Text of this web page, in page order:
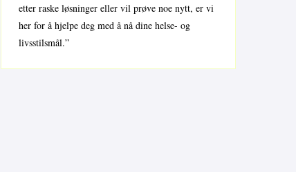
etter raske løsninger eller vil prøve noe nytt, er vi
her for å hjelpe deg med å nå dine helse- og
livsstilsmål.”